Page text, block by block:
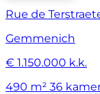
Rue de
Gemmenich
€ 1.150.000 k.k.
490 m² 36